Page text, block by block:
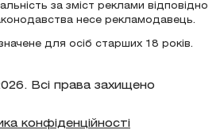
за зміст реклами відповідно
несе рекламодавець.
для осіб старших 18 років.
Всі права захищено
конфіденційності